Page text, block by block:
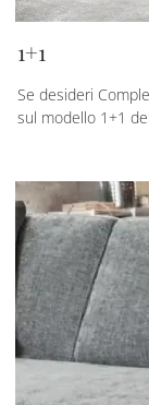
1+1
Se desideri
sul modello 1+1